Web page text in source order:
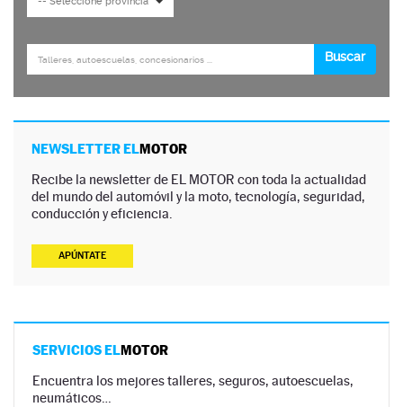
NEWSLETTER ELMOTOR
Recibe la newsletter de EL MOTOR con toda la actualidad
del mundo del automóvil y la moto, tecnología, seguridad,
conducción y eficiencia.
APÚNTATE
SERVICIOS ELMOTOR
Encuentra los mejores talleres, seguros, autoescuelas,
neumáticos…